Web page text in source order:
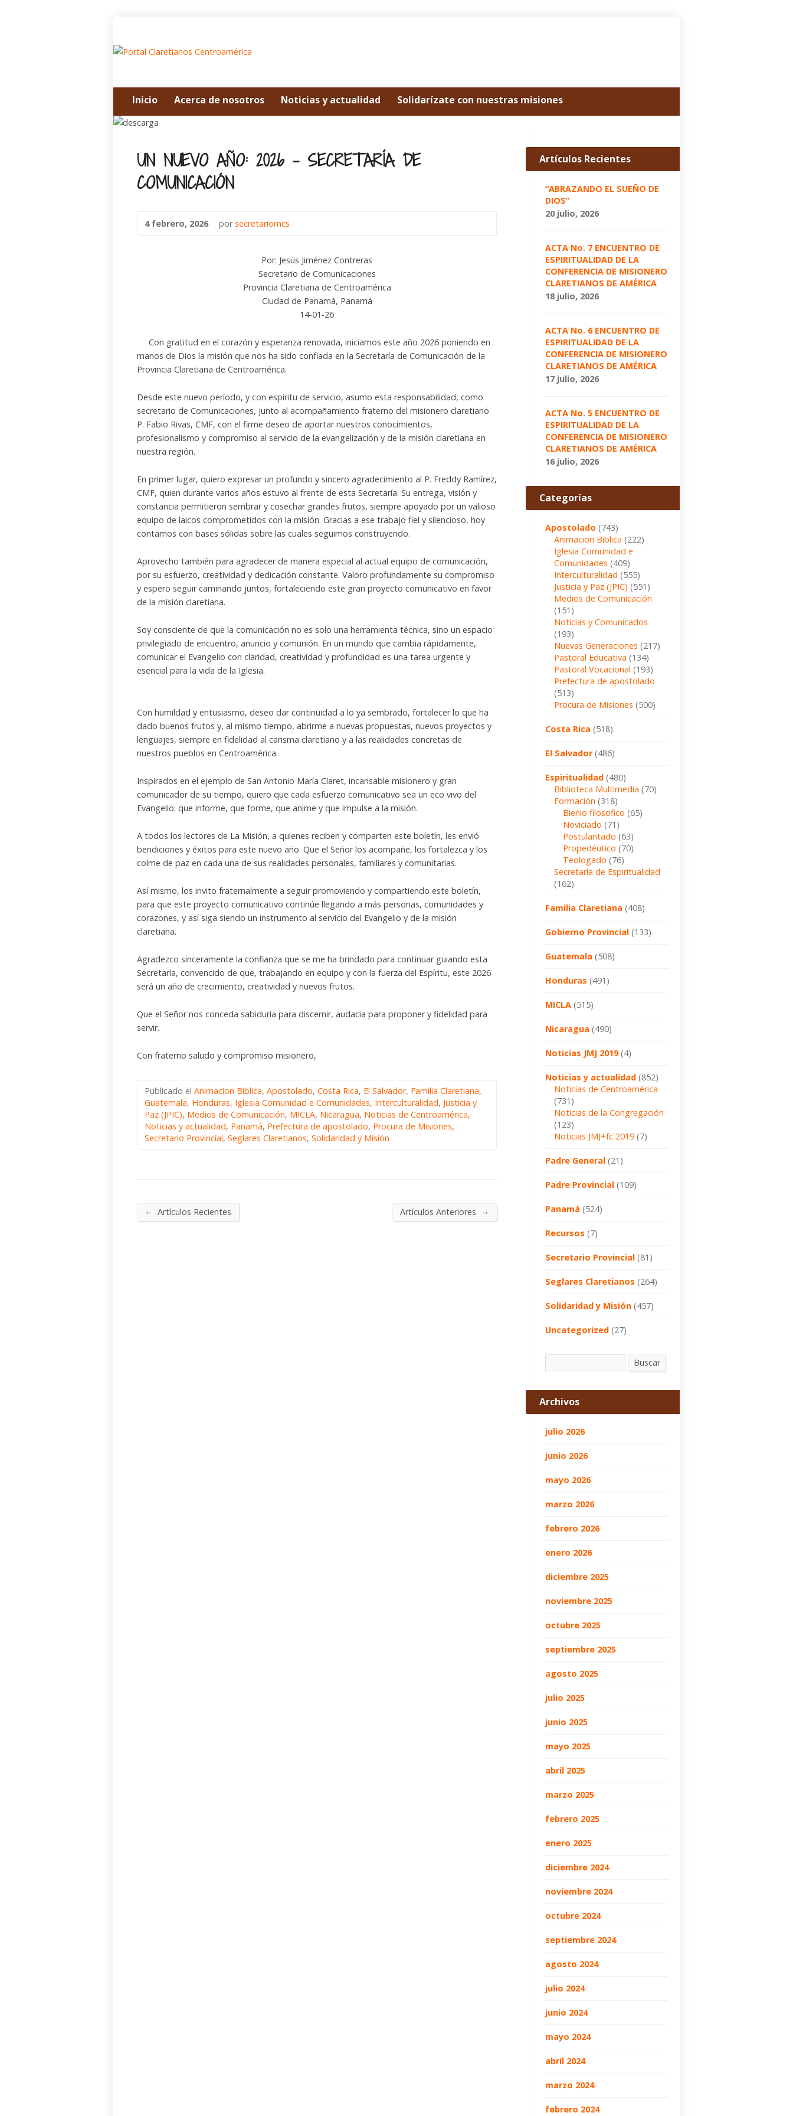
Inicio Acerca de nosotros Noticias y actualidad Solidarízate con nuestras misiones
UN NUEVO AÑO: 2026 – SECRETARÍA DE
COMUNICACIÓN
4 febrero, 2026 porsecretariomcs
Por: Jesús Jiménez Contreras
Secretario de Comunicaciones
Provincia Claretiana de Centroamérica
Ciudad de Panamá, Panamá
14-01-26
Con gratitud en el corazón y esperanza renovada, iniciamos este año 2026 poniendo en
manos de Dios la misión que nos ha sido confiada en la Secretaría de Comunicación de la
Provincia Claretiana de Centroamérica.
Desde este nuevo período, y con espíritu de servicio, asumo esta responsabilidad, como
secretario de Comunicaciones, junto al acompañamiento fraterno del misionero claretiano
P. Fabio Rivas, CMF, con el firme deseo de aportar nuestros conocimientos,
profesionalismo y compromiso al servicio de la evangelización y de la misión claretiana en
nuestra región.
En primer lugar, quiero expresar un profundo y sincero agradecimiento al P. Freddy Ramírez,
CMF, quien durante varios años estuvo al frente de esta Secretaría. Su entrega, visión y
constancia permitieron sembrar y cosechar grandes frutos, siempre apoyado por un valioso
equipo de laicos comprometidos con la misión. Gracias a ese trabajo fiel y silencioso, hoy
contamos con bases sólidas sobre las cuales seguimos construyendo.
Aprovecho también para agradecer de manera especial al actual equipo de comunicación,
por su esfuerzo, creatividad y dedicación constante. Valoro profundamente su compromiso
y espero seguir caminando juntos, fortaleciendo este gran proyecto comunicativo en favor
de la misión claretiana.
Soy consciente de que la comunicación no es solo una herramienta técnica, sino un espacio
privilegiado de encuentro, anuncio y comunión. En un mundo que cambia rápidamente,
comunicar el Evangelio con claridad, creatividad y profundidad es una tarea urgente y
esencial para la vida de la Iglesia.
Con humildad y entusiasmo, deseo dar continuidad a lo ya sembrado, fortalecer lo que ha
dado buenos frutos y, al mismo tiempo, abrirme a nuevas propuestas, nuevos proyectos y
lenguajes, siempre en fidelidad al carisma claretiano y a las realidades concretas de
nuestros pueblos en Centroamérica.
Inspirados en el ejemplo de San Antonio María Claret, incansable misionero y gran
comunicador de su tiempo, quiero que cada esfuerzo comunicativo sea un eco vivo del
Evangelio: que informe, que forme, que anime y que impulse a la misión.
A todos los lectores de La Misión, a quienes reciben y comparten este boletín, les envió
bendiciones y éxitos para este nuevo año. Que el Señor los acompañe, los fortalezca y los
colme de paz en cada una de sus realidades personales, familiares y comunitarias.
Así mismo, los invito fraternalmente a seguir promoviendo y compartiendo este boletín,
para que este proyecto comunicativo continúe llegando a más personas, comunidades y
corazones, y así siga siendo un instrumento al servicio del Evangelio y de la misión
claretiana.
Agradezco sinceramente la confianza que se me ha brindado para continuar guiando esta
Secretaría, convencido de que, trabajando en equipo y con la fuerza del Espíritu, este 2026
será un año de crecimiento, creatividad y nuevos frutos.
Que el Señor nos conceda sabiduría para discernir, audacia para proponer y fidelidad para
servir.
Con fraterno saludo y compromiso misionero,
Publicado el Animacion Biblica, Apostolado, Costa Rica, El Salvador, Familia Claretiana,
Guatemala, Honduras, Iglesia Comunidad e Comunidades, Interculturalidad, Justicia y
Paz (JPIC), Medios de Comunicación, MICLA, Nicaragua, Noticias de Centroamérica,
Noticias y actualidad, Panamá, Prefectura de apostolado, Procura de Misiones,
Secretario Provincial, Seglares Claretianos, Solidaridad y Misión
← Artículos Recientes Artículos Anteriores →
Artículos Recientes
“ABRAZANDO EL SUEÑO DE
DIOS”
20 julio, 2026
ACTA No. 7 ENCUENTRO DE
ESPIRITUALIDAD DE LA
CONFERENCIA DE MISIONERO
CLARETIANOS DE AMÉRICA
18 julio, 2026
ACTA No. 6 ENCUENTRO DE
ESPIRITUALIDAD DE LA
CONFERENCIA DE MISIONERO
CLARETIANOS DE AMÉRICA
17 julio, 2026
ACTA No. 5 ENCUENTRO DE
ESPIRITUALIDAD DE LA
CONFERENCIA DE MISIONERO
CLARETIANOS DE AMÉRICA
16 julio, 2026
Categorías
Apostolado (743)
Animacion Biblica (222)
Iglesia Comunidad e
Comunidades (409)
Interculturalidad (555)
Justicia y Paz (JPIC) (551)
Medios de Comunicación
(151)
Noticias y Comunicados
(193)
Nuevas Generaciones (217)
Pastoral Educativa (134)
Pastoral Vocacional (193)
Prefectura de apostolado
(513)
Procura de Misiones (500)
Costa Rica (518)
El Salvador(486)
Espiritualidad (480)
Biblioteca Multimedia (70)
Formación (318)
Bienio filosofico (65)
Noviciado (71)
Postulantado (63)
Propedéutico (70)
Teologado (76)
Secretaría de Espiritualidad
(162)
Familia Claretiana (408)
Gobierno Provincial (133)
Guatemala (508)
Honduras (491)
MICLA (515)
Nicaragua (490)
Noticias JMJ 2019(4)
Noticias y actualidad (852)
Noticias de Centroamérica
(731)
Noticias de la Congregación
(123)
Noticias JMJ+fc 2019 (7)
Padre General (21)
Padre Provincial (109)
Panamá (524)
Recursos (7)
Secretario Provincial (81)
Seglares Claretianos (264)
Solidaridad y Misión (457)
Uncategorized (27)
Buscar
Archivos
julio 2026
junio 2026
mayo 2026
marzo 2026
febrero 2026
enero 2026
diciembre 2025
noviembre 2025
octubre 2025
septiembre 2025
agosto 2025
julio 2025
junio 2025
mayo 2025
abril 2025
marzo 2025
febrero 2025
enero 2025
diciembre 2024
noviembre 2024
octubre 2024
septiembre 2024
agosto 2024
julio 2024
junio 2024
mayo 2024
abril 2024
marzo 2024
febrero 2024